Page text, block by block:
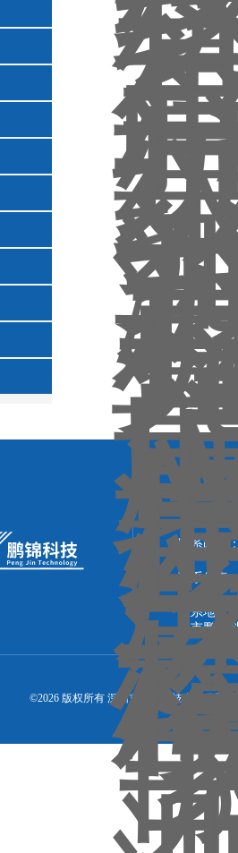
联系邮箱
联系传真
联系地址
圳市鹏锦
©2026 版权所有 深圳市鹏锦科技有限公司